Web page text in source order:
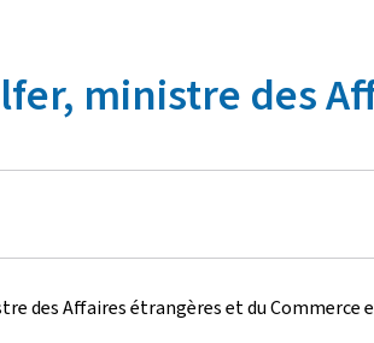
ministre des
des Affaires étrangères et du